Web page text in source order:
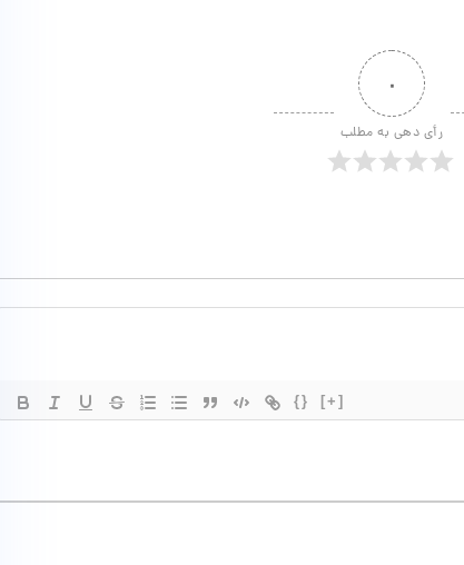
۰
رأی دهی به مطلب
{} [+]